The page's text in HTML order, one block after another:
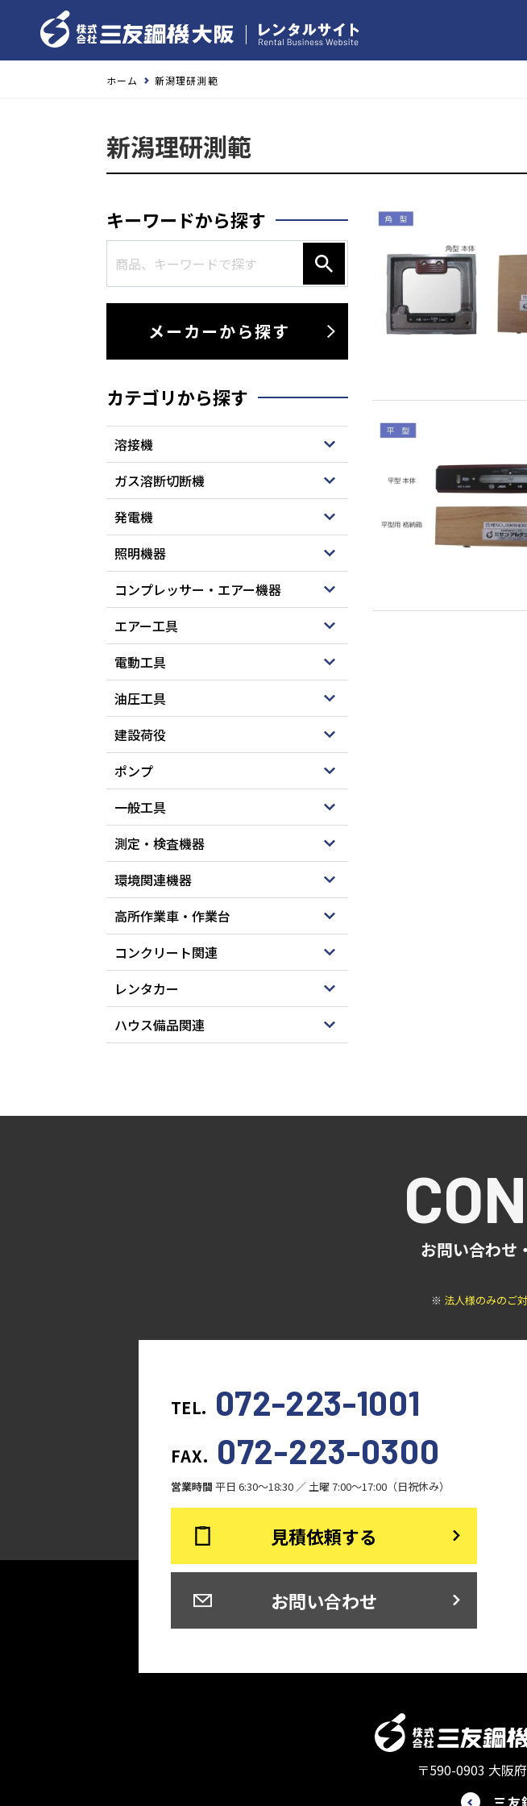
ホーム 新潟理研測範
新潟理研測範
キーワードから探す
メーカーから探す
カテゴリから探す
溶接機
ガス溶断切断機
発電機
照明機器
コンプレッサー・エアー機器
エアー工具
電動工具
油圧工具
建設荷役
ポンプ
一般工具
測定・検査機器
環境関連機器
高所作業車・作業台
コンクリート関連
レンタカー
ハウス備品関連
お問い合わせ
※ 法人様のみのご
TEL. 072-223-1001
FAX. 072-223-0300
営業時間 平日 6:30～18:30 ／土曜 7:00～17:00（日祝休み）
見積依頼する
お問い合わせ
〒590-0903 大阪
三友